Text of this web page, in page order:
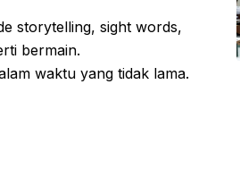
storytelling, sight words,
bermain.
waktu yang tidak lama.